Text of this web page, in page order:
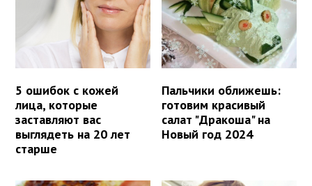
5 ошибок с кожей
лица, которые
заставляют вас
выглядеть на 20 лет
старше
Пальчики оближешь:
готовим красивый
салат "Дракоша" на
Новый год 2024